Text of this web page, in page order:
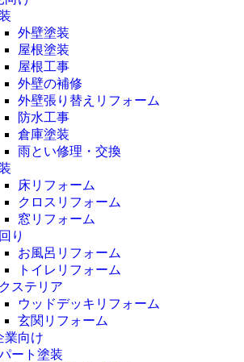
外壁塗装
屋根塗装
屋根工事
外壁の補修
外壁張り替えリフォーム
防水工事
倉庫塗装
雨とい修理・交換
床リフォーム
クロスリフォーム
窓リフォーム
り
お風呂リフォーム
トイレリフォーム
ステリア
ウッドデッキリフォーム
玄関リフォーム
業向け
ート塗装